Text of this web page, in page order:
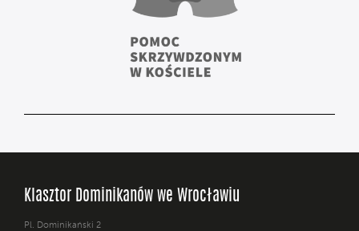
Klasztor Dominikanów we Wrocławiu
Pl. Dominikański 2